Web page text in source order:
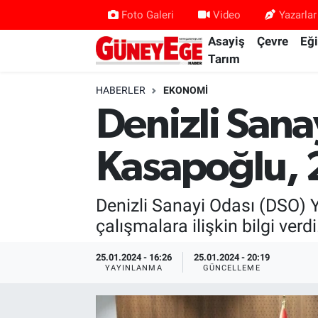
Foto Galeri Video Yazarlar
Asayiş Çevre
Tarım
HABERLER EKONOMI
Denizli
Kasapoğlu,
Denizli Sanayi Odası (DSO)
çalışmalara ilişkin bilgi
25.01.2024 - 16:26
YAYINLANMA
25.01.2024 - 20:19
GÜNCELLEME
Kültür Sanat
İstanbul Hava Durumu
İstanbul Trafik Yoğunluk Haritası
Süper Lig Puan Durumu ve Fikstür
Tüm Manşetler
Son Dakika Haberleri
Haber Arşivi